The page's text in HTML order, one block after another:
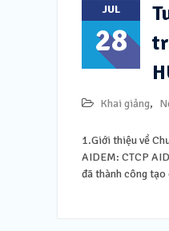
JUL
28
Khai giảng,
1.Giới thiệu về
AIDEM: CTCP
đã thành công